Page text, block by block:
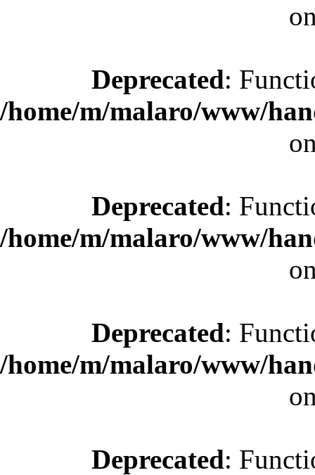
Deprecated:
/home/m/malaro/www/
Deprecated:
/home/m/malaro/www/
Deprecated:
/home/m/malaro/www/
Deprecated: